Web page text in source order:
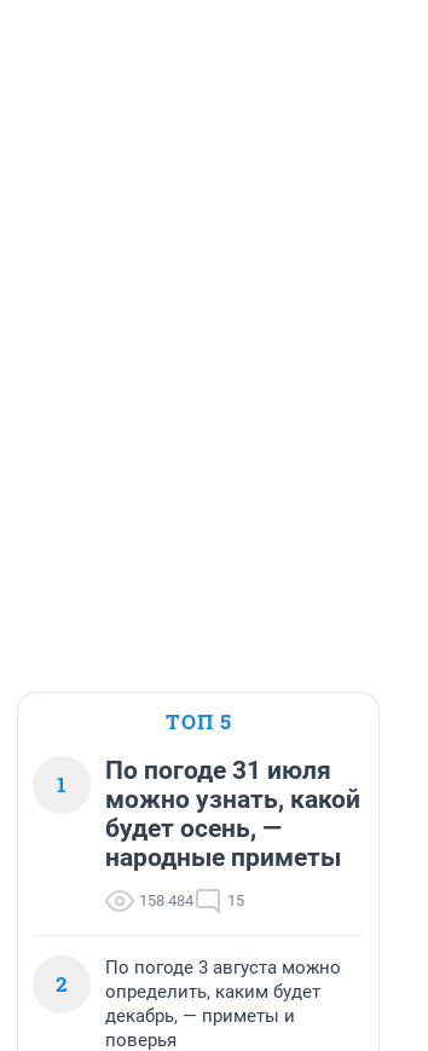
ТОП 5
1
По погоде 31 июля
можно узнать, какой
будет осень, —
народные приметы
158 484 15
2
По погоде 3 августа можно
определить, каким будет
декабрь, — приметы и
поверья